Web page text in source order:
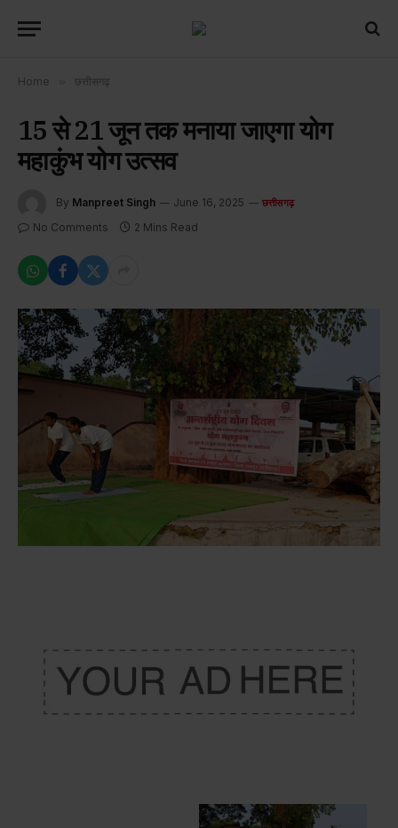
Home छत्तीसगढ़
15 से 21 जून तक मनाया जाएगा योग
महाकुंभ योग उत्सव
By Manpreet Singh June 16, 2025 छत्तीसगढ़
No Comments 2 Mins Read